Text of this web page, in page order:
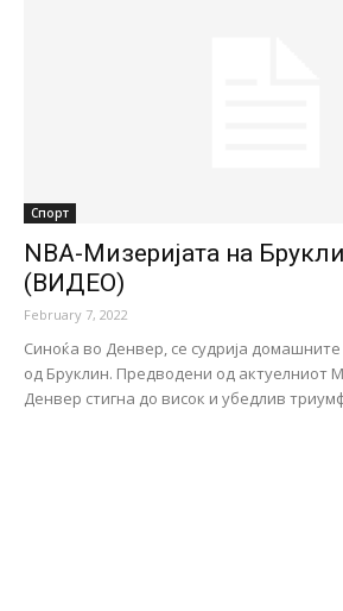
Спорт
NBA-Мизеријата на
(ВИДЕО)
February 7, 2022
Синоќа во Денвер, се судрија домашните
од Бруклин. Предводени од актуелниот
Денвер стигна до висок и убедлив